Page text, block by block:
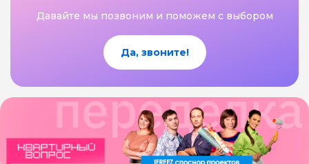
Давайте мы позвоним и поможем с выбором
Да, звоните!